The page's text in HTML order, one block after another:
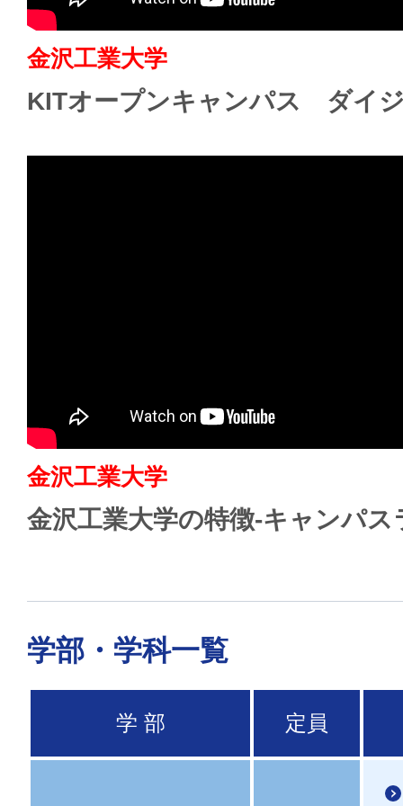
金沢工業大学
KITオープンキャンパス ダイ
金沢工業大学
金沢工業大学の特徴-キャンパス
学部・学科一覧
学 部 定員